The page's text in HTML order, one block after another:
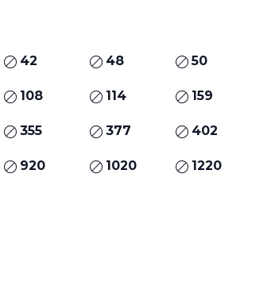
42 48 50
108 114 159
355 377 402
920 1020 1220